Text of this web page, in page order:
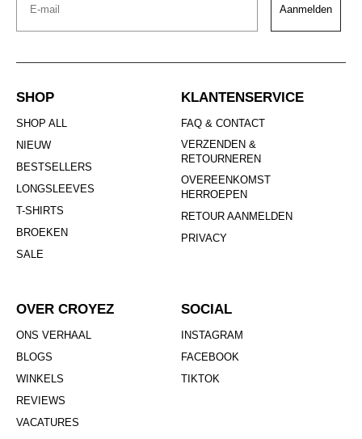
Aanmelden
SHOP
SHOP ALL
NIEUW
BESTSELLERS
LONGSLEEVES
T-SHIRTS
BROEKEN
SALE
KLANTENSERVICE
FAQ & CONTACT
VERZENDEN &
RETOURNEREN
OVEREENKOMST
HERROEPEN
RETOUR AANMELDEN
PRIVACY
OVER CROYEZ
ONS VERHAAL
BLOGS
WINKELS
REVIEWS
VACATURES
SOCIAL
INSTAGRAM
FACEBOOK
TIKTOK